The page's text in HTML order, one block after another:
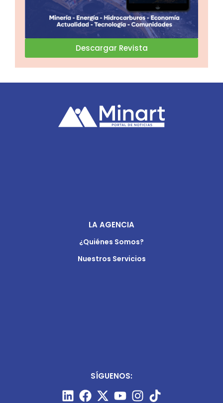
Descargar Revista
LA AGENCIA
¿Quiénes Somos?
Nuestros Servicios
SÍGUENOS: